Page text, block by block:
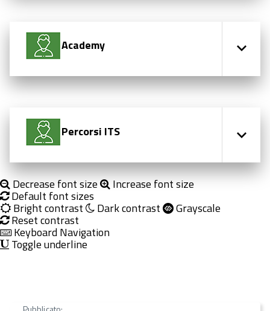
Academy
Percorsi ITS
Decrease font size Increase font size
Default font sizes
Bright contrast Dark contrast Grayscale
Reset contrast
Keyboard Navigation
Toggle underline